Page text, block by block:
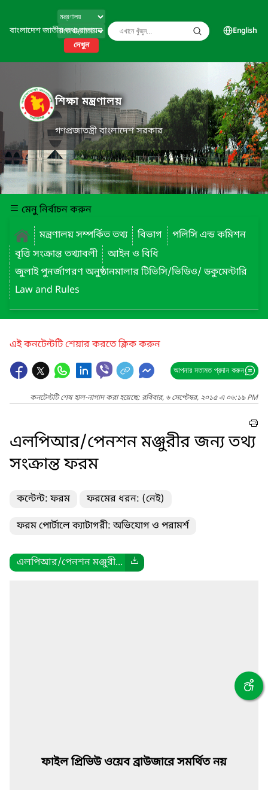
বাংলাদেশ জাতীয় তথ্য বাতায়ন
দেখুন
English
শিক্ষা মন্ত্রণালয়
গণপ্রজাতন্ত্রী বাংলাদেশ সরকার
মেনু নির্বাচন করুন
মন্ত্রণালয় সম্পর্কিত তথ্য
বিভাগ
পলিসি এন্ড কমিশন
বৃত্তি সংক্রান্ত তথ্যাবলী
আইন ও বিধি
জুলাই পুনর্জাগরণ অনুষ্ঠানমালার টিভিসি/ভিডিও/ ডকুমেন্টারি
Law and Rules
এই কনটেন্টটি শেয়ার করতে ক্লিক করুন
আপনার মতামত প্রদান করুন
কনটেন্টটি শেষ হাল-নাগাদ করা হয়েছে: রবিবার, ৬ সেপ্টেম্বর, ২০১৫ এ ০৬:১৯ PM
এলপিআর/পেনশন মঞ্জুরীর জন্য তথ্য
সংক্রান্ত ফরম
কন্টেন্ট: ফরম ফরমের ধরন: (নেই)
ফরম পোর্টালে ক্যাটাগরী: অভিযোগ ও পরামর্শ
এলপিআর/পেনশন মঞ্জুরী...
ফাইল প্রিভিউ ওয়েব ব্রাউজারে সমর্থিত নয়